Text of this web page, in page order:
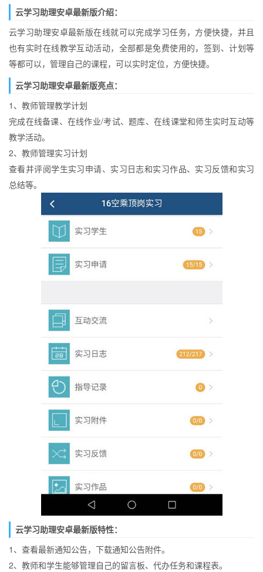
云学习助理安卓最新版介绍：
云学习助理安卓最新版在线就可以完成学习任务，方便快捷，并且
也有实时在线教学互动活动，全部都是免费使用的，签到、计划等
等都可以，管理自己的课程，可以实时定位，方便快捷。
云学习助理安卓最新版亮点：
1、教师管理教学计划
完成在线备课、在线作业/考试、题库、在线课堂和师生实时互动等
教学活动。
2、教师管理实习计划
查看并评阅学生实习申请、实习日志和实习作品、实习反馈和实习
总结等。
云学习助理安卓最新版特性：
1、查看最新通知公告，下载通知公告附件。
2、教师和学生能够管理自己的留言板、代办任务和课程表。